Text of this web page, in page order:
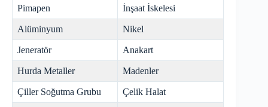
Pimapen İnşaat İskelesi
Alüminyum Nikel
Jeneratör Anakart
Hurda Metaller Madenler
Çiller Soğutma Grubu Çelik Halat